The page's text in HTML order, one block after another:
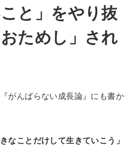
こと」をやり抜
ためし」され
がんばらない成長論』にも書か
なことだけして生きていこう」